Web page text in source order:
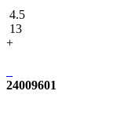
4.5
13
+
24009601